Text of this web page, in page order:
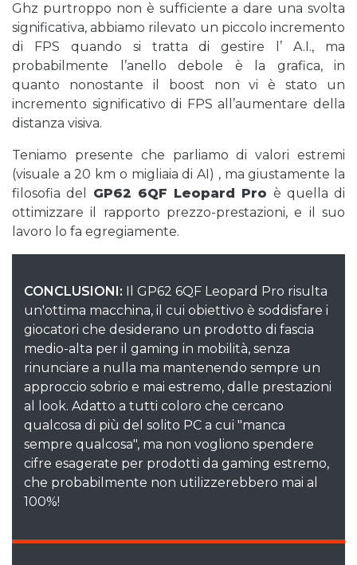
Ghz purtroppo non è sufficiente a dare una svolta
significativa, abbiamo rilevato un piccolo incremento
di FPS quando si tratta di gestire l’ A.I., ma
probabilmente l’anello debole è la grafica, in
quanto nonostante il boost non vi è stato un
incremento significativo di FPS all’aumentare della
distanza visiva.
Teniamo presente che parliamo di valori estremi
(visuale a 20 km o migliaia di AI) , ma giustamente la
filosofia del GP62 6QF Leopard Pro è quella di
ottimizzare il rapporto prezzo-prestazioni, e il suo
lavoro lo fa egregiamente.
CONCLUSIONI: Il GP62 6QF Leopard Pro risulta
un'ottima macchina, il cui obiettivo è soddisfare i
giocatori che desiderano un prodotto di fascia
medio-alta per il gaming in mobilità, senza
rinunciare a nulla ma mantenendo sempre un
approccio sobrio e mai estremo, dalle prestazioni
al look. Adatto a tutti coloro che cercano
qualcosa di più del solito PC a cui "manca
sempre qualcosa", ma non vogliono spendere
cifre esagerate per prodotti da gaming estremo,
che probabilmente non utilizzerebbero mai al
100%!